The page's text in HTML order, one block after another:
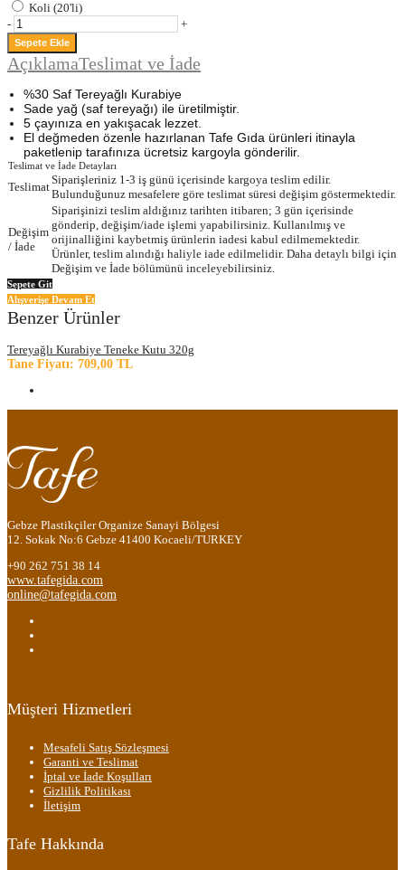
Koli (20'li)
-
+
AçıklamaTeslimat ve İade
%30 Saf Tereyağlı Kurabiye
Sade yağ (saf tereyağı) ile üretilmiştir.
5 çayınıza en yakışacak lezzet.
El değmeden özenle hazırlanan Tafe Gıda ürünleri itinayla
paketlenip tarafınıza ücretsiz kargoyla gönderilir.
Teslimat ve İade Detayları
Teslimat
Siparişleriniz 1-3 iş günü içerisinde kargoya teslim edilir.
Bulunduğunuz mesafelere göre teslimat süresi değişim göstermektedir.
Değişim
/ İade
Siparişinizi teslim aldığınız tarihten itibaren; 3 gün içerisinde
gönderip, değişim/iade işlemi yapabilirsiniz. Kullanılmış ve
orijinalliğini kaybetmiş ürünlerin iadesi kabul edilmemektedir.
Ürünler, teslim alındığı haliyle iade edilmelidir. Daha detaylı bilgi için
Değişim ve İade bölümünü inceleyebilirsiniz.
Sepete Git
Alışverişe Devam Et
Benzer Ürünler
Tereyağlı Kurabiye Teneke Kutu 320g
Tane Fiyatı: 709,00 TL
Gebze Plastikçiler Organize Sanayi Bölgesi
12. Sokak No:6 Gebze 41400 Kocaeli/TURKEY
+90 262 751 38 14
www.tafegida.com
online@tafegida.com
Müşteri Hizmetleri
Mesafeli Satış Sözleşmesi
Garanti ve Teslimat
İptal ve İade Koşulları
Gizlilik Politikası
İletişim
Tafe Hakkında